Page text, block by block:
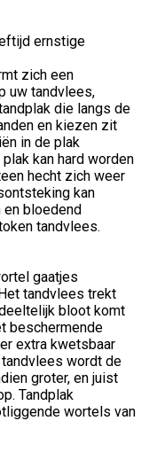
ernstige
zich een
uw tandvlees,
die langs de
en kiezen zit
in de plak
kan hard worden
hecht zich weer
kan
en bloedend
tandvlees.
gaatjes
tandvlees trekt
bloot komt
beschermende
extra kwetsbaar
wordt de
groter, en juist
Tandplak
wortels van